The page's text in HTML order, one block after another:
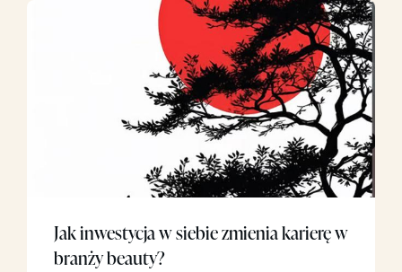
Jak inwestycja w siebie zmienia karierę w
branży beauty?